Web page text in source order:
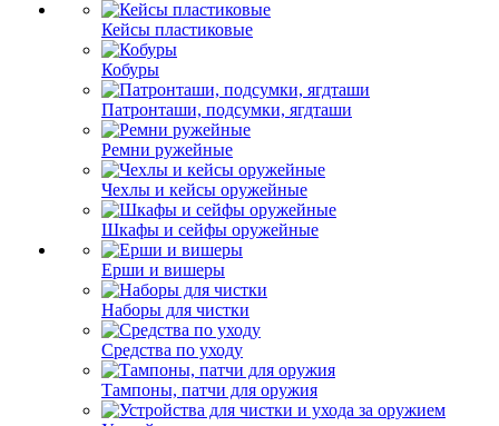
Кейсы пластиковые
Кобуры
Патронташи, подсумки, ягдташи
Ремни ружейные
Чехлы и кейсы оружейные
Шкафы и сейфы оружейные
Ерши и вишеры
Наборы для чистки
Средства по уходу
Тампоны, патчи для оружия